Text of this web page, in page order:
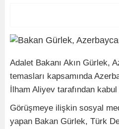
Adalet Bakanı Akın Gürlek,
temasları kapsamında
İlham Aliyev tarafından
Görüşmeye ilişkin sosyal
yapan Bakan Gürlek, Türk